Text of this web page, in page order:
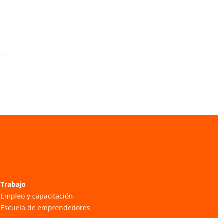
Trabajo
Empleo y capacitación
Escuela de emprendedores